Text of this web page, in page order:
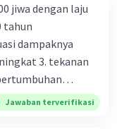
inflasi di mana
uang) naik
deflasi di
(penawaran
c. Tingkat bunga
uang beredar
jiwa dengan laju
tahun
dampaknya
3. tekanan
D. tidak
penting
Jawaban terverifikasi